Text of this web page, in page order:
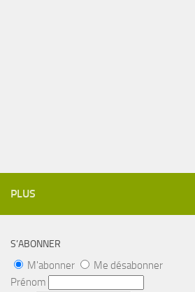
PLUS
S’ABONNER
M'abonner
Me désabonner
Prénom